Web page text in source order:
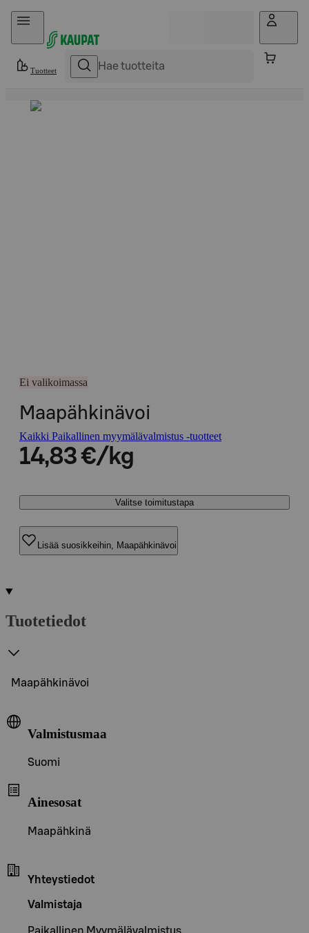
Hyppää sisältöön
Tuotteet
Ei valikoimassa
Maapähkinävoi
Kaikki Paikallinen myymälävalmistus -tuotteet
14,83 €/kg
Valitse toimitustapa
Lisää suosikkeihin, Maapähkinävoi
Tuotetiedot
Maapähkinävoi
Valmistusmaa
Suomi
Ainesosat
Maapähkinä
Yhteystiedot
Valmistaja
Paikallinen Myymälävalmistus